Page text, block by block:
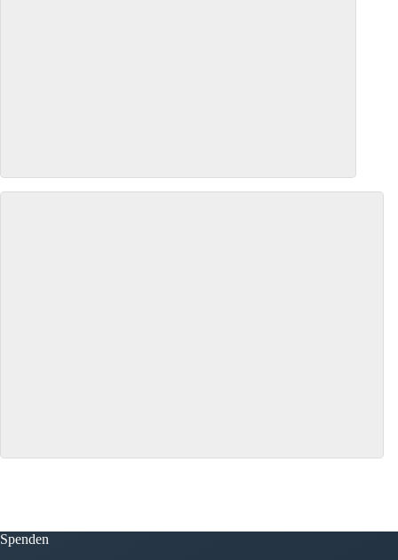
Spenden